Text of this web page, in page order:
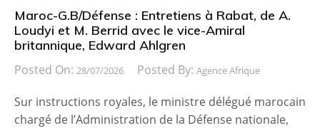
Maroc-G.B/Défense : Entretiens à Rabat, de A.
Loudyi et M. Berrid avec le vice-Amiral
britannique, Edward Ahlgren
Posted On: 28/07/2026 Posted By: Agence Afrique
Sur instructions royales, le ministre délégué marocain
chargé de l’Administration de la Défense nationale,